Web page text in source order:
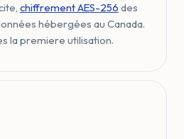
chiffrement AES-256 des
hébergées au Canada.
la premiere utilisation.